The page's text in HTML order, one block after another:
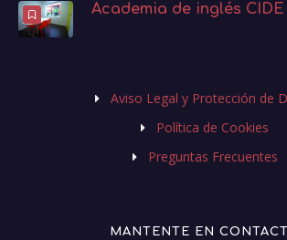
Academia de inglés CIDE
Aviso Legal y Protección de
Política de Cookies
Preguntas Frecuentes
MANTENTE EN